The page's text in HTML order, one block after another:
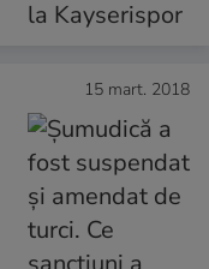
15 mart. 2018